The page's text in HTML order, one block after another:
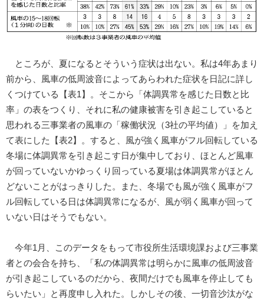
ところが、夏になるとそういう症状は出ない。私は4年あまり
前から、風車の低周波音によってあらわれた症状を日記に詳し
くつけている【表1】。そこから「体調異常を感じた日数と比
率」の表をつくり、それに私の健康被害を引き起こしていると
思われる三事業者の風車の「稼働状況（3社の平均値）」を加え
て表にした【表2】。すると、風が強く風車がフル回転している
冬場に体調異常を引き起こす日が集中しており、ほとんど風車
が回っていないかゆっくり回っている夏場は体調異常がほとん
どないことがはっきりした。また、冬場でも風が強く風車がフ
ル回転している日は体調異常になるが、風が弱く風車が回って
いない日はそうでもない。
今年1月、このデータをもって市役所生活環境課および三事業
者との会合を持ち、「私の体調異常は明らかに風車の低周波音
が引き起こしているのだから、夜間だけでも風車を停止しても
らいたい」と再度申し入れた。しかしその後、一切音沙汰がな